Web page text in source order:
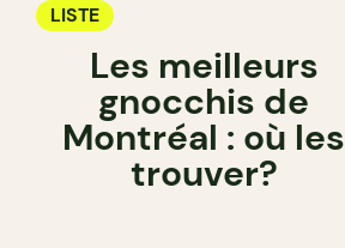
LISTE
Les meilleurs
gnocchis de
Montréal : où les
trouver?